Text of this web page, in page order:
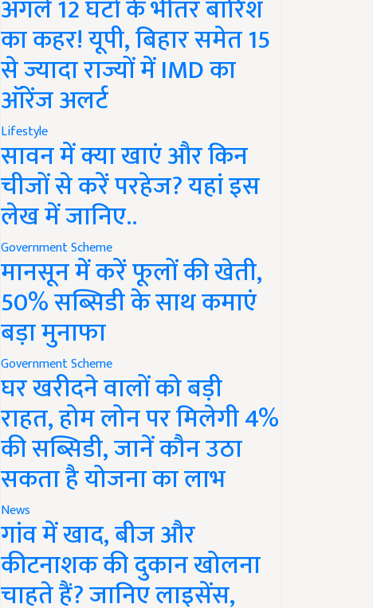
अगले 12 घंटों के भीतर बारिश
का कहर! यूपी, बिहार समेत 15
से ज्यादा राज्यों में IMD का
ऑरेंज अलर्ट
Lifestyle
सावन में क्या खाएं और किन
चीजों से करें परहेज? यहां इस
लेख में जानिए..
Government Scheme
मानसून में करें फूलों की खेती,
50% सब्सिडी के साथ कमाएं
बड़ा मुनाफा
Government Scheme
घर खरीदने वालों को बड़ी
राहत, होम लोन पर मिलेगी 4%
की सब्सिडी, जानें कौन उठा
सकता है योजना का लाभ
News
गांव में खाद, बीज और
कीटनाशक की दुकान खोलना
चाहते हैं? जानिए लाइसेंस,